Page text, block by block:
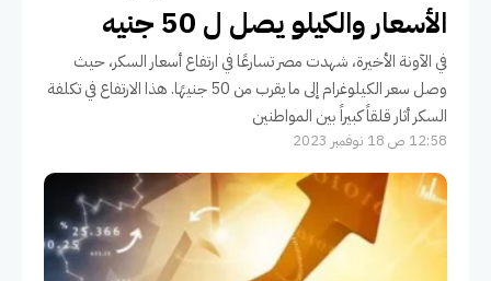
الأسعار والكيلو يصل ل 50 جنيه
في الآونة الأخيرة، شهدت مصر تسارعًا في ارتفاع أسعار السكر، حيث
وصل سعر الكيلوغرام إلى ما يقرب من 50 جنيهًا. هذا الارتفاع في تكلفة
السكر أثار قلقاً كبيراً بين المواطنين
12:58 ص 18 نوفمبر 2023